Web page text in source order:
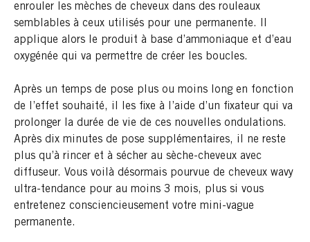
enrouler les mèches de cheveux dans des rouleaux
semblables à ceux utilisés pour une permanente. Il
applique alors le produit à base d’ammoniaque et d’eau
oxygénée qui va permettre de créer les boucles.
Après un temps de pose plus ou moins long en fonction
de l’effet souhaité, il les fixe à l’aide d’un fixateur qui va
prolonger la durée de vie de ces nouvelles ondulations.
Après dix minutes de pose supplémentaires, il ne reste
plus qu’à rincer et à sécher au sèche-cheveux avec
diffuseur. Vous voilà désormais pourvue de cheveux wavy
ultra-tendance pour au moins 3 mois, plus si vous
entretenez consciencieusement votre mini-vague
permanente.